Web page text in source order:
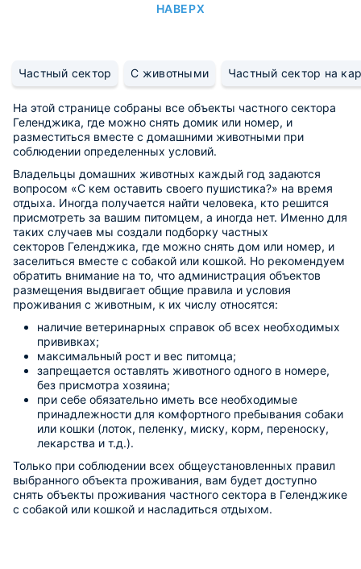
НАВЕРХ
Частный сектор С животными Частный сектор на
На этой странице собраны все объекты частного сектора
Геленджика, где можно снять домик или номер, и
разместиться вместе с домашними животными при
соблюдении определенных условий.
Владельцы домашних животных каждый год задаются
вопросом «С кем оставить своего пушистика?» на время
отдыха. Иногда получается найти человека, кто решится
присмотреть за вашим питомцем, а иногда нет. Именно для
таких случаев мы создали подборку частных
секторов Геленджика, где можно снять дом или номер, и
заселиться вместе с собакой или кошкой. Но рекомендуем
обратить внимание на то, что администрация объектов
размещения выдвигает общие правила и условия
проживания с животным, к их числу относятся:
наличие ветеринарных справок об всех необходимых
прививках;
максимальный рост и вес питомца;
запрещается оставлять животного одного в номере,
без присмотра хозяина;
при себе обязательно иметь все необходимые
принадлежности для комфортного пребывания собаки
или кошки (лоток, пеленку, миску, корм, переноску,
лекарства и т.д.).
Только при соблюдении всех общеустановленных правил
выбранного объекта проживания, вам будет доступно
снять объекты проживания частного сектора в Геленджике
с собакой или кошкой и насладиться отдыхом.